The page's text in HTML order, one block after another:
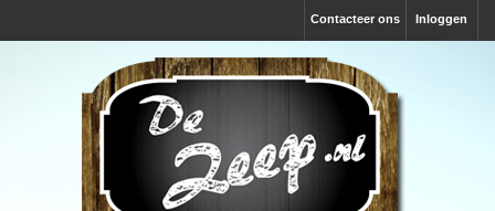
Inloggen
Contacteer ons